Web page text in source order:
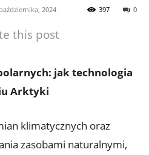
2024 0
397
this post
jak technologia
Arktyki
klimatycznych oraz
zasobami ⁣naturalnymi,